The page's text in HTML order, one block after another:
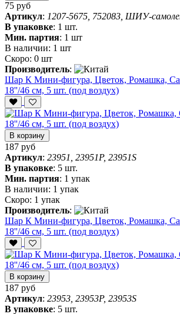
75 руб
Артикул: 1207-5675, 752083, ШИУ-
В упаковке: 1 шт.
Мин. партия: 1 шт
В наличии: 1 шт
Скоро: 0 шт
Производитель:
Шар К Мини-фигура, Цветок, Ромашка,
18''/46 см, 5 шт. (под воздух)
В корзину
187 руб
Артикул: 23951, 23951P, 23951S
В упаковке: 5 шт.
Мин. партия: 1 упак
В наличии: 1 упак
Скоро: 1 упак
Производитель:
Шар К Мини-фигура, Цветок, Ромашка,
18''/46 см, 5 шт. (под воздух)
В корзину
187 руб
Артикул: 23953, 23953P, 23953S
В упаковке: 5 шт.